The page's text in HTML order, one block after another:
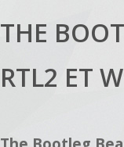
THE
RTL2 ET